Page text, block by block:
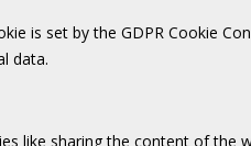
is set by the GDPR Cookie
data.
like sharing the content of